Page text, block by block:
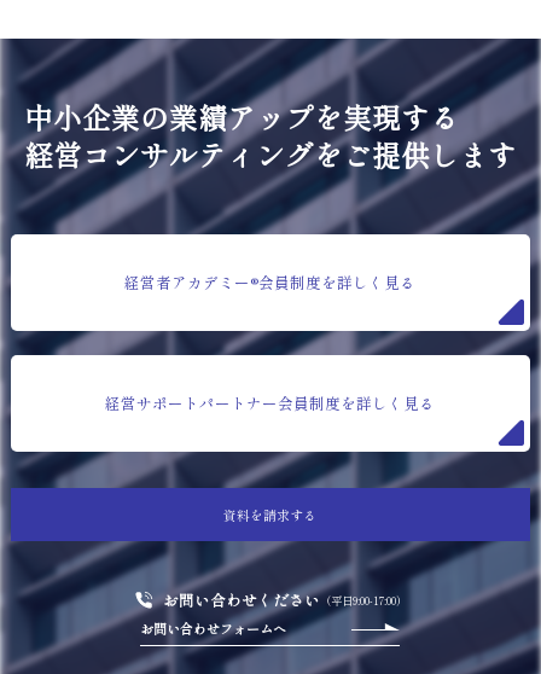
中小企業の業績アップを実現する
経営コンサルティングをご提供します
資料を請求する
お問い合わせください （平日9:00-17:00）
お問い合わせフォームへ
経営者アカデミー®会員制度を詳しく見る
経営サポートパートナー会員制度を詳しく見る